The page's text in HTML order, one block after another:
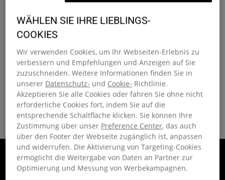
Emailadresse
Ich akzeptiere die
personenbezogenen Daten für profilbasierte
Marketingzwecke zu, wie in der
Datenschutzerklärung von Eastpak beschrieben.*
Anmelden
Bis zu 30 Jahre
eingeschränkte
Werden Sie Mitglied
der Community und
erhalten Sie 15 %
WÄHLEN SIE IHRE LIEBLINGS-
COOKIES
Wir verwenden Cookies, um Ihr Webseiten-Erlebnis zu
verbessern und Empfehlungen und Anzeigen auf Sie
zuzuschneiden. Weitere Informationen finden Sie in
unserer Datenschutz- und Cookie- Richtlinie.
Akzeptieren Sie alle Cookies oder fahren Sie ohne nicht
erforderliche Cookies fort, indem Sie auf die
entsprechende Schaltfläche klicken. Sie können Ihre
Zustimmung über unser Preference Center, das auch
über den Footer der Webseite zugänglich ist, anpassen
und widerrufen. Die Aktivierung von Targeting-Cookies
ermöglicht die Weitergabe von Daten an Partner zur
Optimierung und Messung von Werbekampagnen.